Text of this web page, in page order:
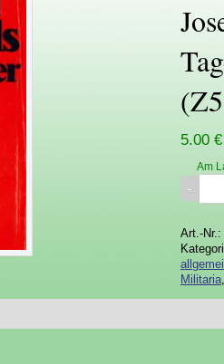
5.00 €
Am
Art.-Nr.:
Militaria